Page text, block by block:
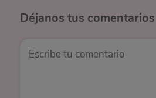
Déjanos tus comentarios